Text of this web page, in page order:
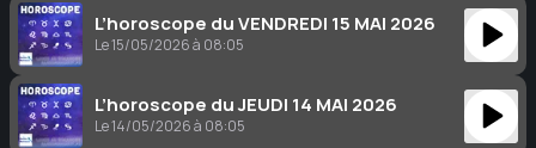
L’horoscope du VENDREDI 15 MAI 2026
Le 15/05/2026 à 08:05
L’horoscope du JEUDI 14 MAI 2026
Le 14/05/2026 à 08:05